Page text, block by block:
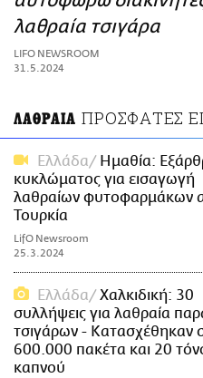
ΑΜΠΑ
PRINT
λαθραία τσιγάρα
LIFO NEWSROOM
31.5.2024
ΛΑΘΡΑΙΑ ΠΡΟΣΦΑΤΕΣ
Ελλάδα
Ημαθία:
κυκλώματος για εισαγωγή
λαθραίων φυτοφαρμάκων
Τουρκία
LifO Newsroom
25.3.2024
Ελλάδα
Χαλκιδική: 30
συλλήψεις για λαθραία
τσιγάρων - Κατασχέθηκαν
600.000 πακέτα και 20
καπνού